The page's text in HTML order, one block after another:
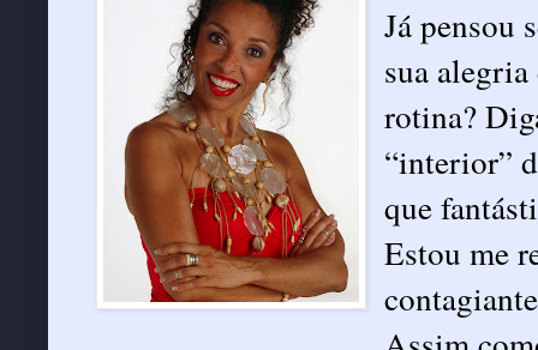
Já pensou
sua
rotina?
“interior”
que
Estou me